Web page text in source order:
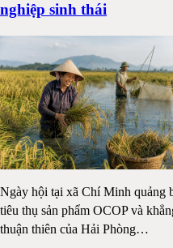
nghiệp sinh thái
Ngày hội tại xã Chí Minh quảng
tiêu thụ sản phẩm OCOP và
thuận thiên của Hải Phòng…